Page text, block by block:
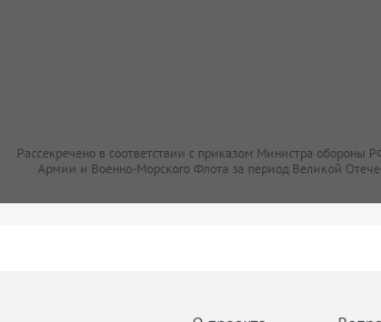
Рассекречено в соответствии с приказом Министра
Армии и Военно-Морского Флота за период Великой